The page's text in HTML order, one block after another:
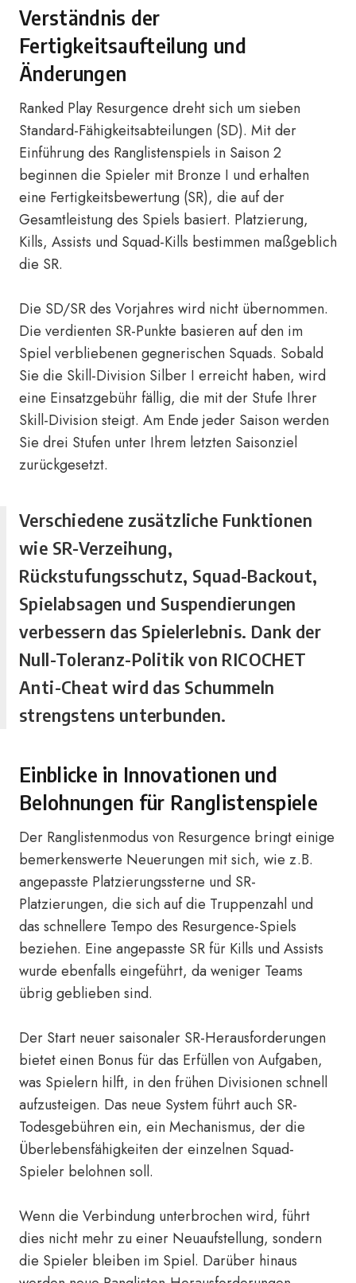
Verständnis der
Fertigkeitsaufteilung und
Änderungen
Ranked Play Resurgence dreht sich um sieben
Standard-Fähigkeitsabteilungen (SD). Mit der
Einführung des Ranglistenspiels in Saison 2
beginnen die Spieler mit Bronze I und erhalten
eine Fertigkeitsbewertung (SR), die auf der
Gesamtleistung des Spiels basiert. Platzierung,
Kills, Assists und Squad-Kills bestimmen maßgeblich
die SR.
Die SD/SR des Vorjahres wird nicht übernommen.
Die verdienten SR-Punkte basieren auf den im
Spiel verbliebenen gegnerischen Squads. Sobald
Sie die Skill-Division Silber I erreicht haben, wird
eine Einsatzgebühr fällig, die mit der Stufe Ihrer
Skill-Division steigt. Am Ende jeder Saison werden
Sie drei Stufen unter Ihrem letzten Saisonziel
zurückgesetzt.
Verschiedene zusätzliche Funktionen
wie SR-Verzeihung,
Rückstufungsschutz, Squad-Backout,
Spielabsagen und Suspendierungen
verbessern das Spielerlebnis. Dank der
Null-Toleranz-Politik von RICOCHET
Anti-Cheat wird das Schummeln
strengstens unterbunden.
Einblicke in Innovationen und
Belohnungen für Ranglistenspiele
Der Ranglistenmodus von Resurgence bringt einige
bemerkenswerte Neuerungen mit sich, wie z.B.
angepasste Platzierungssterne und SR-
Platzierungen, die sich auf die Truppenzahl und
das schnellere Tempo des Resurgence-Spiels
beziehen. Eine angepasste SR für Kills und Assists
wurde ebenfalls eingeführt, da weniger Teams
übrig geblieben sind.
Der Start neuer saisonaler SR-Herausforderungen
bietet einen Bonus für das Erfüllen von Aufgaben,
was Spielern hilft, in den frühen Divisionen schnell
aufzusteigen. Das neue System führt auch SR-
Todesgebühren ein, ein Mechanismus, der die
Überlebensfähigkeiten der einzelnen Squad-
Spieler belohnen soll.
Wenn die Verbindung unterbrochen wird, führt
dies nicht mehr zu einer Neuaufstellung, sondern
die Spieler bleiben im Spiel. Darüber hinaus